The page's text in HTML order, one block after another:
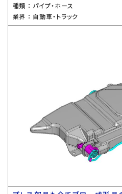
種類 ： パイプ・ホース
業界 ： 自動車・トラック